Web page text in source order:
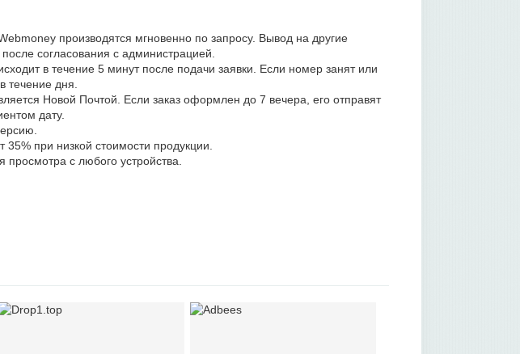
производятся мгновенно по запросу. Вывод на другие
согласования с администрацией.
в течение 5 минут после подачи заявки. Если номер занят или
течение дня.
Новой Почтой. Если заказ оформлен до 7 вечера, его отправят
дату.
при низкой стоимости продукции.
просмотра с любого устройства.